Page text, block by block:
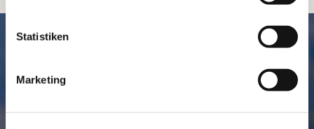
Statistiken
Marketing
SCHNELL // NAVIGIERT